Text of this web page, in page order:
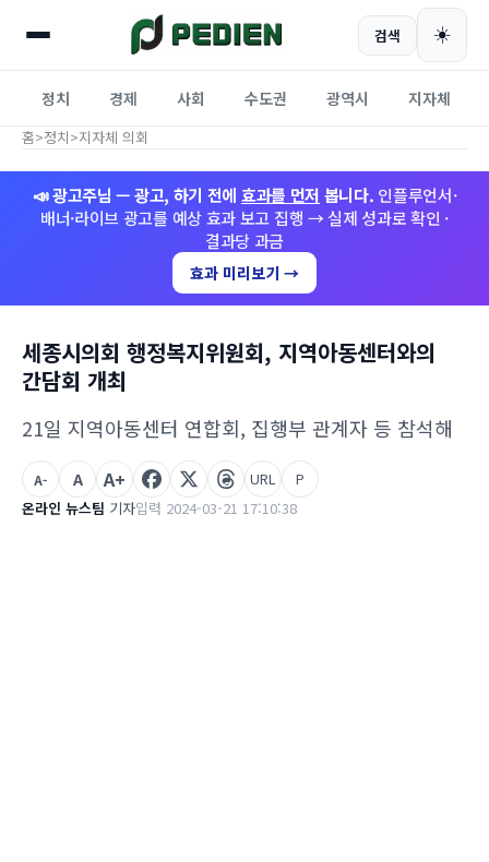
검색 ☀️
정치 경제 사회 수도권 광역시 지자체
홈>정치>지자체 의회
📣 광고주님 — 광고, 하기 전에 효과를 먼저 봅니다. 인플루언서·
배너·라이브 광고를 예상 효과 보고 집행 → 실제 성과로 확인 ·
결과당 과금
효과 미리보기 →
세종시의회 행정복지위원회, 지역아동센터와의
간담회 개최
21일 지역아동센터 연합회, 집행부 관계자 등 참석해
온라인 뉴스팀 기자입력 2024-03-21 17:10:38
A- A A+ URL P